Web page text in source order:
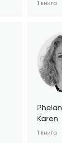
1 книга
Phelan
Karen
1 книга